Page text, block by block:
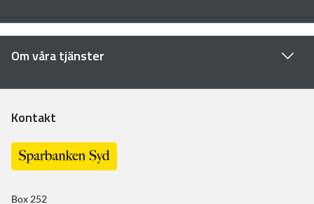
Om våra tjänster
Kontakt
Box 252